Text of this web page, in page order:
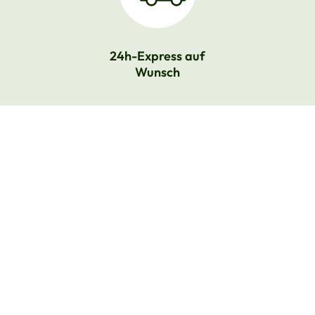
24h-Express auf
Wunsch